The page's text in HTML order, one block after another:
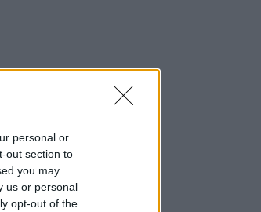
personal or
out section to
you may
us or personal
opt-out of the